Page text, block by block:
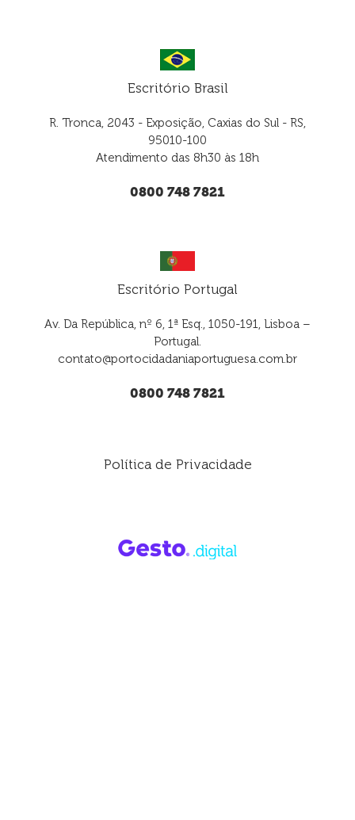
Escritório Brasil
R. Tronca, 2043 - Exposição, Caxias do Sul - RS,
95010-100
Atendimento das 8h30 às 18h
0800 748 7821
Escritório Portugal
Av. Da República, nº 6, 1ª Esq., 1050-191, Lisboa –
Portugal.
contato@portocidadaniaportuguesa.com.br
0800 748 7821
Política de Privacidade